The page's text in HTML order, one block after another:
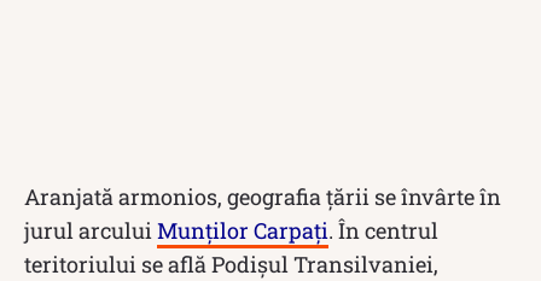
Aranjată armonios, geografia țării se învârte în
jurul arcului Munților Carpați. În centrul
teritoriului se află Podișul Transilvaniei,